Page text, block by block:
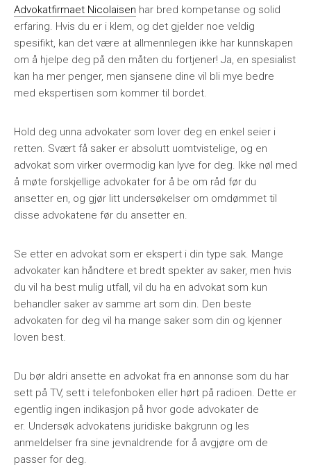
Advokatfirmaet Nicolaisen har bred kompetanse og solid
erfaring. Hvis du er i klem, og det gjelder noe veldig
spesifikt, kan det være at allmennlegen ikke har kunnskapen
om å hjelpe deg på den måten du fortjener! Ja, en spesialist
kan ha mer penger, men sjansene dine vil bli mye bedre
med ekspertisen som kommer til bordet.
Hold deg unna advokater som lover deg en enkel seier i
retten. Svært få saker er absolutt uomtvistelige, og en
advokat som virker overmodig kan lyve for deg. Ikke nøl med
å møte forskjellige advokater for å be om råd før du
ansetter en, og gjør litt undersøkelser om omdømmet til
disse advokatene før du ansetter en.
Se etter en advokat som er ekspert i din type sak. Mange
advokater kan håndtere et bredt spekter av saker, men hvis
du vil ha best mulig utfall, vil du ha en advokat som kun
behandler saker av samme art som din. Den beste
advokaten for deg vil ha mange saker som din og kjenner
loven best.
Du bør aldri ansette en advokat fra en annonse som du har
sett på TV, sett i telefonboken eller hørt på radioen. Dette er
egentlig ingen indikasjon på hvor gode advokater de
er. Undersøk advokatens juridiske bakgrunn og les
anmeldelser fra sine jevnaldrende for å avgjøre om de
passer for deg.